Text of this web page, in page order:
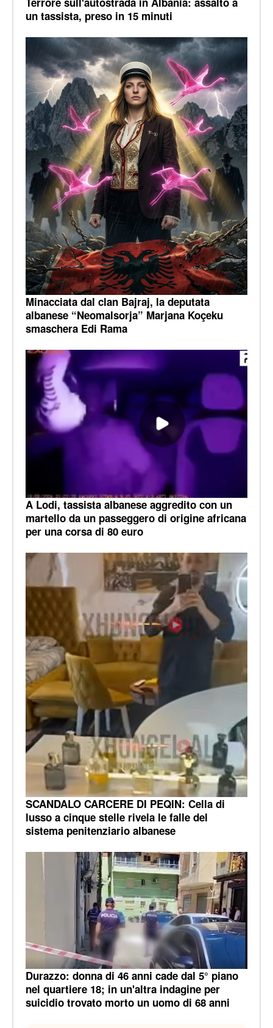
un tassista, preso in 15 minuti
Minacciata dal clan Bajraj, la deputata
albanese “Neomalsorja” Marjana Koçeku
smaschera Edi Rama
A Lodi, tassista albanese aggredito con un
martello da un passeggero di origine africana
per una corsa di 80 euro
SCANDALO CARCERE DI PEQIN: Cella di
lusso a cinque stelle rivela le falle del
sistema penitenziario albanese
Durazzo: donna di 46 anni cade dal 5° piano
nel quartiere 18; in un'altra indagine per
suicidio trovato morto un uomo di 68 anni